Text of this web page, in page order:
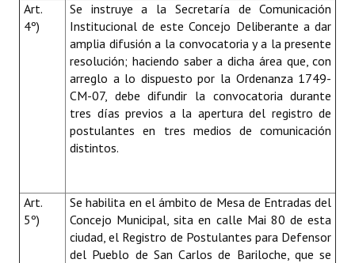
Art.
4º)
Se instruye a la Secretaría de Comunicación
Institucional de este Concejo Deliberante a dar
amplia difusión a la convocatoria y a la presente
resolución; haciendo saber a dicha área que, con
arreglo a lo dispuesto por la Ordenanza 1749-
CM-07, debe difundir la convocatoria durante
tres días previos a la apertura del registro de
postulantes en tres medios de comunicación
distintos.
Art.
5º)
Se habilita en el ámbito de Mesa de Entradas del
Concejo Municipal, sita en calle Mai 80 de esta
ciudad, el Registro de Postulantes para Defensor
del Pueblo de San Carlos de Bariloche, que se